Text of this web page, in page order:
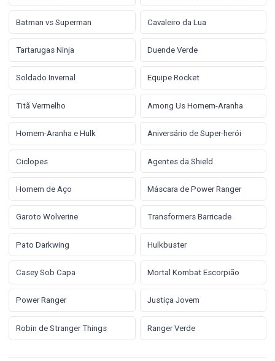
Batman vs Superman Cavaleiro da Lua
Tartarugas Ninja Duende Verde
Soldado Invernal Equipe Rocket
Titã Vermelho Among Us Homem-Aranha
Homem-Aranha e Hulk Aniversário de Super-herói
Ciclopes Agentes da Shield
Homem de Aço Máscara de Power Ranger
Garoto Wolverine Transformers Barricade
Pato Darkwing Hulkbuster
Casey Sob Capa Mortal Kombat Escorpião
Power Ranger Justiça Jovem
Robin de Stranger Things Ranger Verde